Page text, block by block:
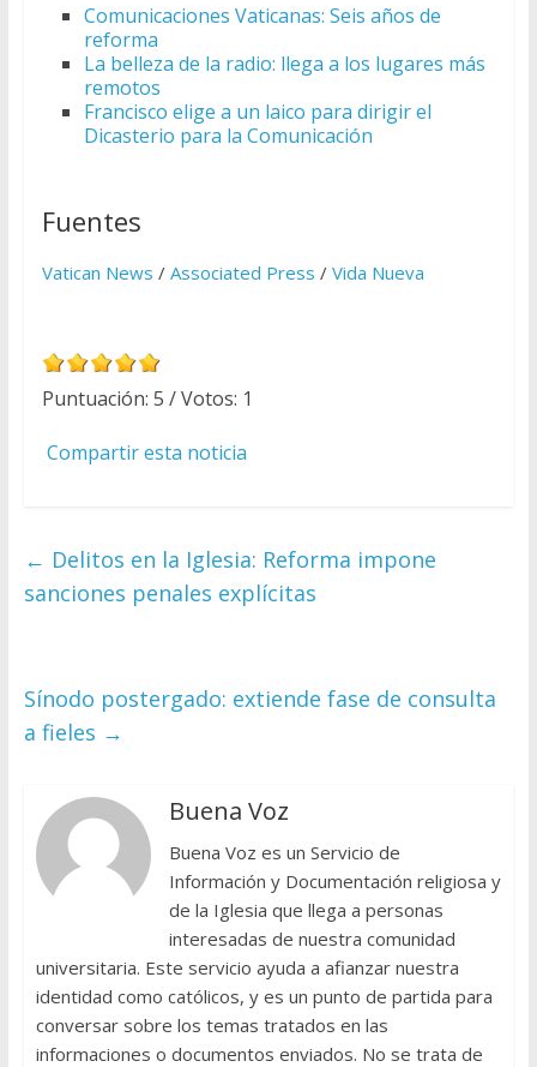
Comunicaciones Vaticanas: Seis años de
reforma
La belleza de la radio: llega a los lugares más
remotos
Francisco elige a un laico para dirigir el
Dicasterio para la Comunicación
Fuentes
Vatican News / Associated Press / Vida Nueva
Puntuación: 5 / Votos: 1
Compartir esta noticia
← Delitos en la Iglesia: Reforma impone
sanciones penales explícitas
Sínodo postergado: extiende fase de consulta
a fieles →
Buena Voz
Buena Voz es un Servicio de
Información y Documentación religiosa y
de la Iglesia que llega a personas
interesadas de nuestra comunidad
universitaria. Este servicio ayuda a afianzar nuestra
identidad como católicos, y es un punto de partida para
conversar sobre los temas tratados en las
informaciones o documentos enviados. No se trata de